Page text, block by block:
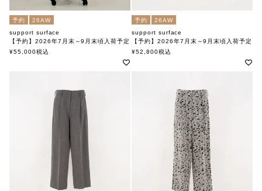
予約
26AW
support surface
【予約】2026年7月末～9月末頃入荷予定
パンツ FPD27A140
¥55,000税込
予約
26AW
support surface
【予約】2026年7月末～9月末頃入荷予定
パンツ FPD27A125
¥52,800税込